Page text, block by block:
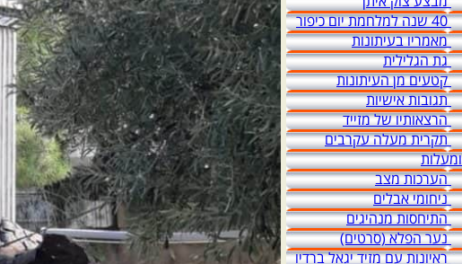
40 שנה למלחמת יום כיפור
מאמריו בעיתונות
גת הגלילית
קטעים מן העיתונות
תגובות אישיות
הרצאותיו של מזייד
תקרית מעלה עקרבים
ומעלות
הערכות מצב
ניחומי אבלים
התיחסות מנהיגים
נער הפלא (סרטים)
ראיונות עם מזיד יגאל ברדיו